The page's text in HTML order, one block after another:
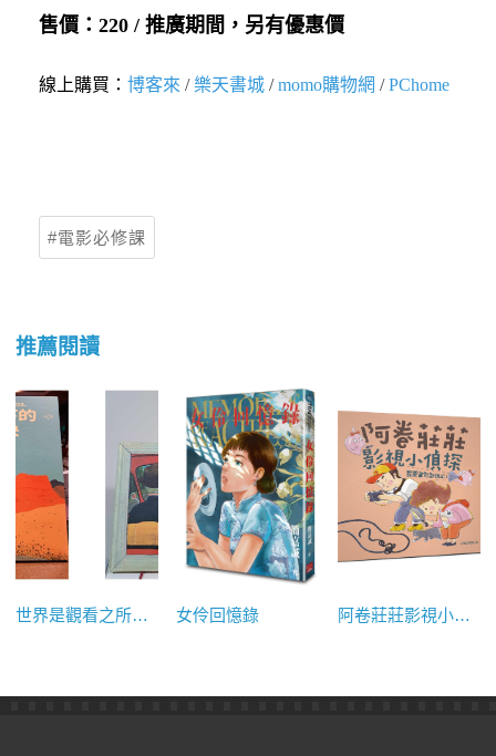
售價：220 / 推廣期間，另有優惠價
線上購買： 博客來 /樂天書城 /momo購物網 /PChome
電影必修課
推薦閱讀
世界是觀看之所成，電影之所在：《烈日下的對決》與《博物館》 女伶回憶錄 阿卷莊莊影視小偵探－我要當電影明星！